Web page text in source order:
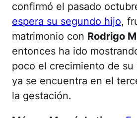
confirmó el pasado
espera su segundo hijo,
matrimonio con Rodrigo
entonces ha ido
poco el crecimiento de su
ya se encuentra en el
la gestación.